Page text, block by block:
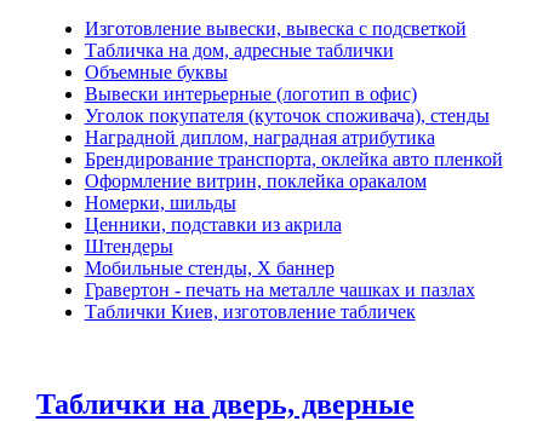
Изготовление вывески, вывеска с подсветкой
Табличка на дом, адресные таблички
Объемные буквы
Вывески интерьерные (логотип в офис)
Уголок покупателя (куточок споживача), стенды
Наградной диплом, наградная атрибутика
Брендирование транспорта, оклейка авто пленкой
Оформление витрин, поклейка оракалом
Номерки, шильды
Ценники, подставки из акрила
Штендеры
Мобильные стенды, Х баннер
Гравертон - печать на металле чашках и пазлах
Таблички Киев, изготовление табличек
Таблички на дверь, дверные